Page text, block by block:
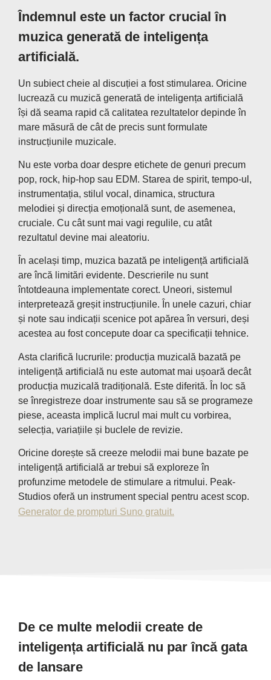
Îndemnul este un factor crucial în
muzica generată de inteligența
artificială.
Un subiect cheie al discuției a fost stimularea. Oricine
lucrează cu muzică generată de inteligența artificială
își dă seama rapid că calitatea rezultatelor depinde în
mare măsură de cât de precis sunt formulate
instrucțiunile muzicale.
Nu este vorba doar despre etichete de genuri precum
pop, rock, hip-hop sau EDM. Starea de spirit, tempo-ul,
instrumentația, stilul vocal, dinamica, structura
melodiei și direcția emoțională sunt, de asemenea,
cruciale. Cu cât sunt mai vagi regulile, cu atât
rezultatul devine mai aleatoriu.
În același timp, muzica bazată pe inteligență artificială
are încă limitări evidente. Descrierile nu sunt
întotdeauna implementate corect. Uneori, sistemul
interpretează greșit instrucțiunile. În unele cazuri, chiar
și note sau indicații scenice pot apărea în versuri, deși
acestea au fost concepute doar ca specificații tehnice.
Asta clarifică lucrurile: producția muzicală bazată pe
inteligență artificială nu este automat mai ușoară decât
producția muzicală tradițională. Este diferită. În loc să
se înregistreze doar instrumente sau să se programeze
piese, aceasta implică lucrul mai mult cu vorbirea,
selecția, variațiile și buclele de revizie.
Oricine dorește să creeze melodii mai bune bazate pe
inteligență artificială ar trebui să exploreze în
profunzime metodele de stimulare a ritmului. Peak-
Studios oferă un instrument special pentru acest scop.
Generator de prompturi Suno gratuit.
De ce multe melodii create de
inteligența artificială nu par încă gata
de lansare